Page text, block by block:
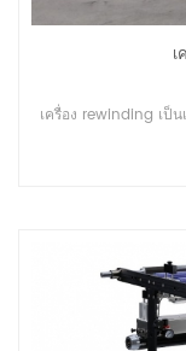
เครื่อง rewinding เป็